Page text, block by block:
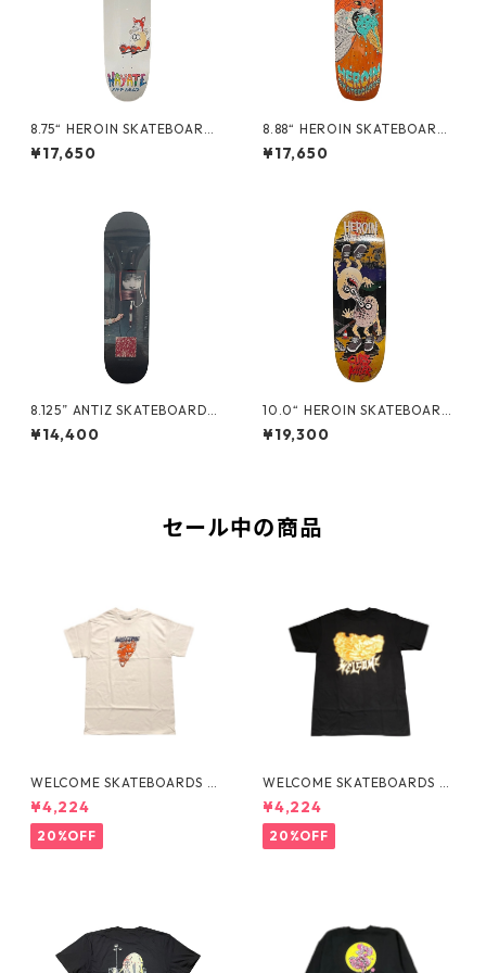
8.75“ HEROIN SKATEBOARDS
- HAYATE FOX EGG -
¥17,650
8.88“ HEROIN SKATEBOARDS
- HAYATE FOX SHOVEL -
¥17,650
8.125” ANTIZ SKATEBOARDS
- BJARNE TJOETTA “PRO M
ODEL” -
¥14,400
10.0“ HEROIN SKATEBOARD
S - CURB KILLER 9 MERGED
-
¥19,300
セール中の商品
WELCOME SKATEBOARDS -F
LAMES TEE "WHITE"
¥4,224
20%OFF
WELCOME SKATEBOARDS -
BARK PREMIUM TEE "BLAC
K"
¥4,224
20%OFF